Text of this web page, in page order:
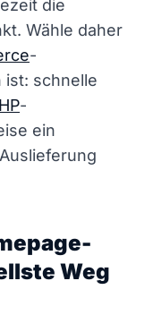
die
Wähle daher
-
schnelle
-
ein
Weg